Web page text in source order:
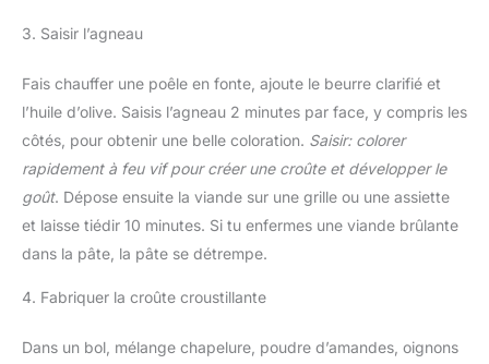
3. Saisir l’agneau
Fais chauffer une poêle en fonte, ajoute le beurre clarifié et
l’huile d’olive. Saisis l’agneau 2 minutes par face, y compris les
côtés, pour obtenir une belle coloration. Saisir: colorer
rapidement à feu vif pour créer une croûte et développer le
goût. Dépose ensuite la viande sur une grille ou une assiette
et laisse tiédir 10 minutes. Si tu enfermes une viande brûlante
dans la pâte, la pâte se détrempe.
4. Fabriquer la croûte croustillante
Dans un bol, mélange chapelure, poudre d’amandes, oignons